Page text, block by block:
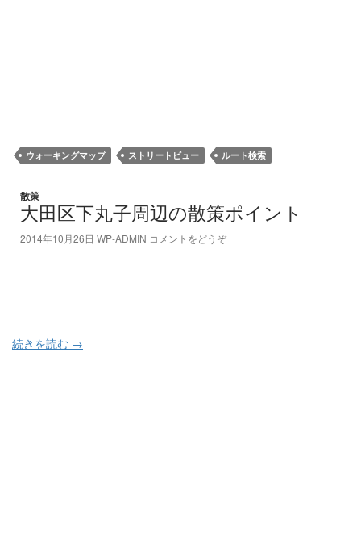
ウォーキングマップ ストリートビュー ルート検索
散策
大田区下丸子周辺の散策ポイント
2014年10月26日 WP-ADMIN コメントをどうぞ
続きを読む →